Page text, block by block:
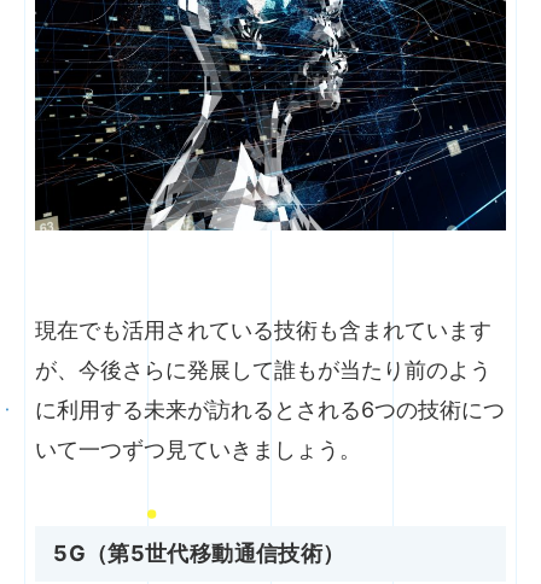
現在でも活用されている技術も含まれています
が、今後さらに発展して誰もが当たり前のよう
に利用する未来が訪れるとされる6つの技術につ
いて一つずつ見ていきましょう。
5G（第5世代移動通信技術）